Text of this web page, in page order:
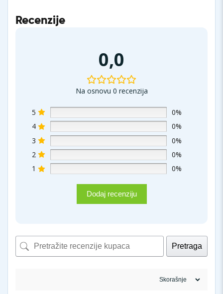
Recenzije
0,0
Na osnovu 0 recenzija
5
0%
4
0%
3
0%
2
0%
1
0%
Dodaj recenziju
Pretraga